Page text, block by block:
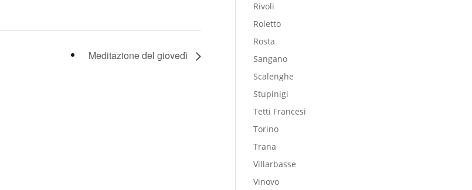
Meditazione del giovedì
Rivoli
Roletto
Rosta
Sangano
Scalenghe
Stupinigi
Tetti Francesi
Torino
Trana
Villarbasse
Vinovo